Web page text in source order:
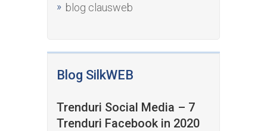
blog clausweb
Blog SilkWEB
Trenduri Social Media – 7
Trenduri Facebook in 2020